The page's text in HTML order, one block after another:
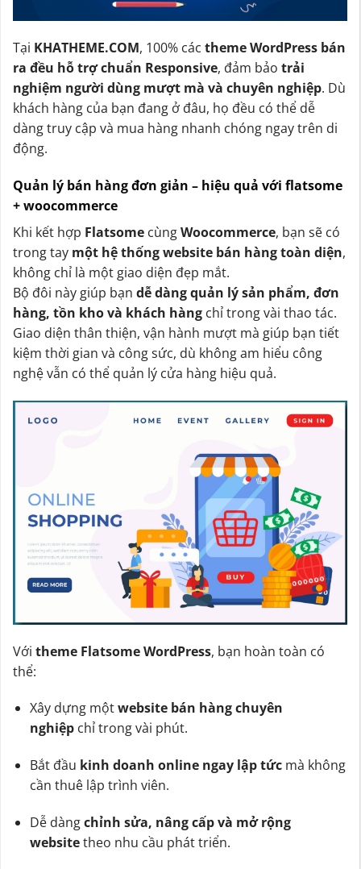
Tại KHATHEME.COM, 100% các theme WordPress bán
ra đều hỗ trợ chuẩn Responsive, đảm bảo trải
nghiệm người dùng mượt mà và chuyên nghiệp. Dù
khách hàng của bạn đang ở đâu, họ đều có thể dễ
dàng truy cập và mua hàng nhanh chóng ngay trên di
động.
Quản lý bán hàng đơn giản – hiệu quả với flatsome
+ woocommerce
Khi kết hợp Flatsome cùngWoocommerce, bạn sẽ có
trong tay một hệ thống website bán hàng toàn diện,
không chỉ là một giao diện đẹp mắt.
Bộ đôi này giúp bạn dễ dàng quản lý sản phẩm, đơn
hàng, tồn kho và khách hàng chỉ trong vài thao tác.
Giao diện thân thiện, vận hành mượt mà giúp bạn tiết
kiệm thời gian và công sức, dù không am hiểu công
nghệ vẫn có thể quản lý cửa hàng hiệu quả.
Với theme Flatsome WordPress, bạn hoàn toàn có
thể:
Xây dựng mộtwebsite bán hàng chuyên
nghiệpchỉ trong vài phút.
Bắt đầu kinh doanh online ngay lập tứcmà không
cần thuê lập trình viên.
Dễ dàngchỉnh sửa, nâng cấp và mở rộng
websitetheo nhu cầu phát triển.